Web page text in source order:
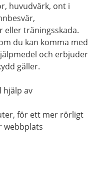
huvudvärk, ont i
eller träningsskada.
du kan komma med
och erbjuder
gäller.
hjälp av
för ett mer rörligt
webbplats